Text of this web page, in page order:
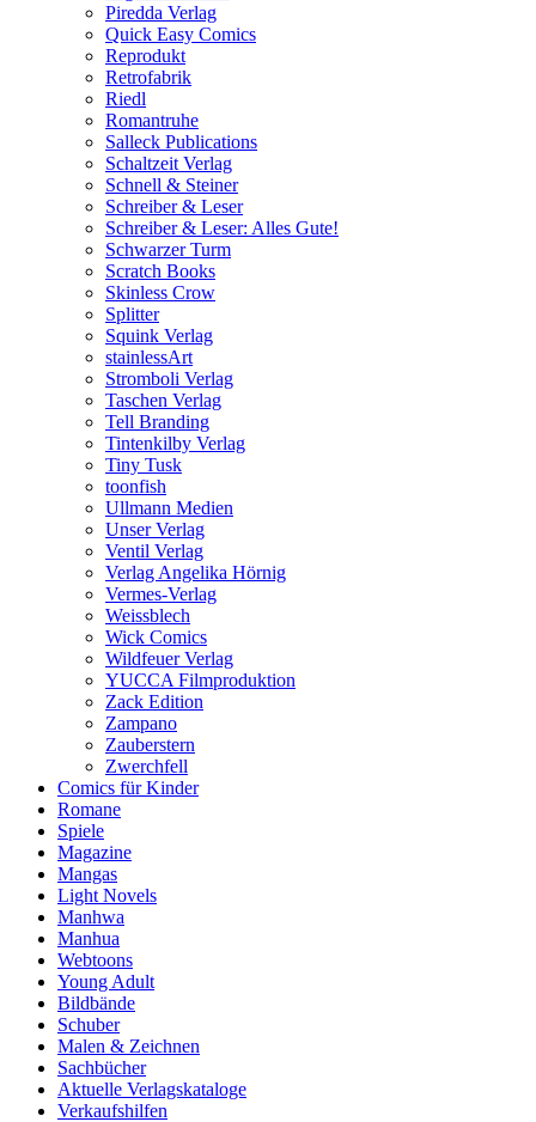
Piredda Verlag
Quick Easy Comics
Reprodukt
Retrofabrik
Riedl
Romantruhe
Salleck Publications
Schaltzeit Verlag
Schnell & Steiner
Schreiber & Leser
Schreiber & Leser: Alles Gute!
Schwarzer Turm
Scratch Books
Skinless Crow
Splitter
Squink Verlag
stainlessArt
Stromboli Verlag
Taschen Verlag
Tell Branding
Tintenkilby Verlag
Tiny Tusk
toonfish
Ullmann Medien
Unser Verlag
Ventil Verlag
Verlag Angelika Hörnig
Vermes-Verlag
Weissblech
Wick Comics
Wildfeuer Verlag
YUCCA Filmproduktion
Zack Edition
Zampano
Zauberstern
Zwerchfell
Comics für Kinder
Romane
Spiele
Magazine
Mangas
Light Novels
Manhwa
Manhua
Webtoons
Young Adult
Bildbände
Schuber
Malen & Zeichnen
Sachbücher
Aktuelle Verlagskataloge
Verkaufshilfen